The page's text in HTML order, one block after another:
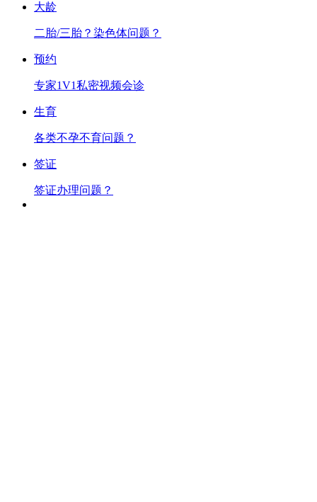
大龄
二胎/三胎？染色体问题？
预约
专家1V1私密视频会诊
生育
各类不孕不育问题？
签证
签证办理问题？